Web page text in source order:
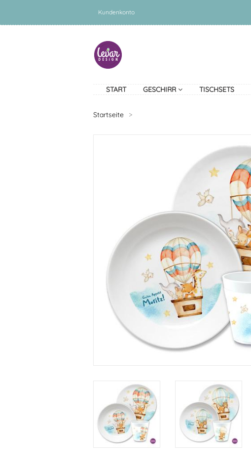
Kundenkonto
START GESCHIRR TISCHSETS
Startseite >